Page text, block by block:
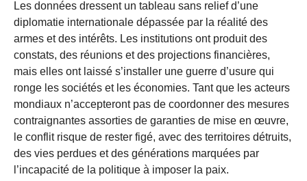
Les données dressent un tableau sans relief d’une
diplomatie internationale dépassée par la réalité des
armes et des intérêts. Les institutions ont produit des
constats, des réunions et des projections financières,
mais elles ont laissé s’installer une guerre d’usure qui
ronge les sociétés et les économies. Tant que les acteurs
mondiaux n’accepteront pas de coordonner des mesures
contraignantes assorties de garanties de mise en œuvre,
le conflit risque de rester figé, avec des territoires détruits,
des vies perdues et des générations marquées par
l’incapacité de la politique à imposer la paix.